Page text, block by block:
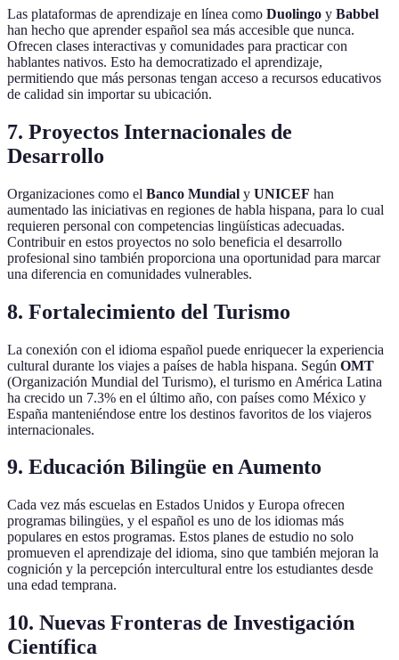
Las plataformas de aprendizaje en línea como Duolingo y Babbel
han hecho que aprender español sea más accesible que nunca.
Ofrecen clases interactivas y comunidades para practicar con
hablantes nativos. Esto ha democratizado el aprendizaje,
permitiendo que más personas tengan acceso a recursos educativos
de calidad sin importar su ubicación.
7. Proyectos Internacionales de
Desarrollo
Organizaciones como el Banco Mundial y UNICEF han
aumentado las iniciativas en regiones de habla hispana, para lo cual
requieren personal con competencias lingüísticas adecuadas.
Contribuir en estos proyectos no solo beneficia el desarrollo
profesional sino también proporciona una oportunidad para marcar
una diferencia en comunidades vulnerables.
8. Fortalecimiento del Turismo
La conexión con el idioma español puede enriquecer la experiencia
cultural durante los viajes a países de habla hispana. Según OMT
(Organización Mundial del Turismo), el turismo en América Latina
ha crecido un 7.3% en el último año, con países como México y
España manteniéndose entre los destinos favoritos de los viajeros
internacionales.
9. Educación Bilingüe en Aumento
Cada vez más escuelas en Estados Unidos y Europa ofrecen
programas bilingües, y el español es uno de los idiomas más
populares en estos programas. Estos planes de estudio no solo
promueven el aprendizaje del idioma, sino que también mejoran la
cognición y la percepción intercultural entre los estudiantes desde
una edad temprana.
10. Nuevas Fronteras de Investigación
Científica